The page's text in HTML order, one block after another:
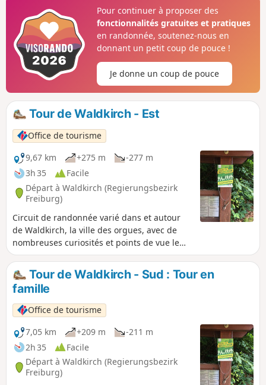
Pour continuer à proposer des
fonctionnalités gratuites et pratiques
en randonnée, soutenez-nous en
donnant un petit coup de pouce !
Je donne un coup de pouce
Tour de Waldkirch - Est
Office de tourisme
9,67 km
+275 m
-277 m
3h 35
Facile
Départ à Waldkirch (Regierungsbezirk
Freiburg)
Circuit de randonnée varié dans et autour
de Waldkirch, la ville des orgues, avec de
nombreuses curiosités et points de vue le
long du chemin.
Tour de Waldkirch - Sud : Tour en
famille
Office de tourisme
7,05 km
+209 m
-211 m
2h 35
Facile
Départ à Waldkirch (Regierungsbezirk
Freiburg)